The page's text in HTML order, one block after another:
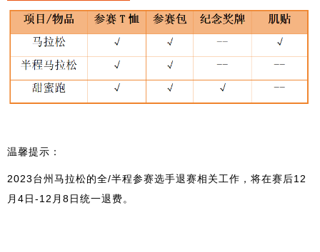
温馨提示：
2023台州马拉松的全/半程参赛选手退赛相关工作，将在赛后12
月4日-12月8日统一退费。